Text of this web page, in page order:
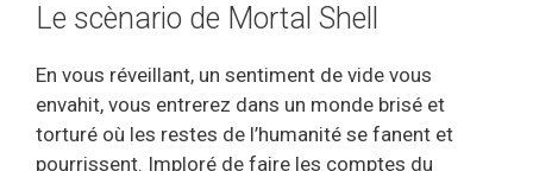
Le scènario de Mortal Shell
En vous réveillant, un sentiment de vide vous
envahit, vous entrerez dans un monde brisé et
torturé où les restes de l’humanité se fanent et
pourrissent. Imploré de faire les comptes du